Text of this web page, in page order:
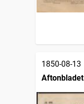
1850-08-13
Aftonbladet